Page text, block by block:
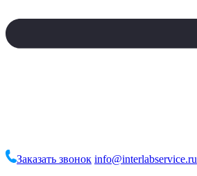
Заказать звонок info@interlabservice.ru